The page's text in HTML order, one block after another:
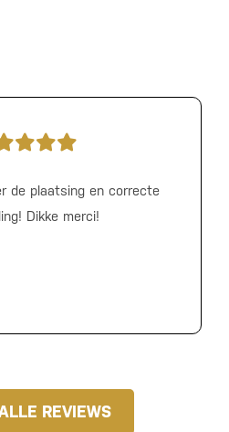
de plaatsing en correcte
Dikke merci!
REVIEWS